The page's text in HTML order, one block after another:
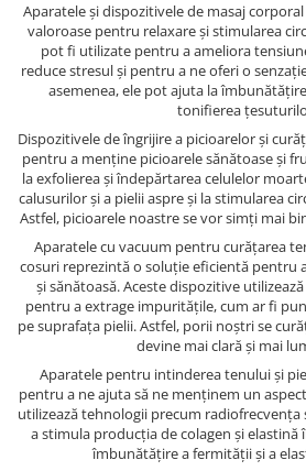
Aparatele și dispozitivele de masaj
valoroase pentru relaxare și stimularea
pot fi utilizate pentru a ameliora
reduce stresul și pentru a ne oferi o
asemenea, ele pot ajuta la
tonifierea
Dispozitivele de îngrijire a picioarelor și
pentru a menține picioarele sănătoase și
la exfolierea și îndepărtarea celulelor
calusurilor și a pielii aspre și la stimularea
Astfel, picioarele noastre se vor simți mai
Aparatele cu vacuum pentru curățarea
cosuri reprezintă o soluție eficientă pentru
și sănătoasă. Aceste dispozitive
pentru a extrage impuritățile, cum ar fi
pe suprafața pielii. Astfel, porii noștri se
devine mai clară și mai
Aparatele pentru intinderea tenului și
pentru a ne ajuta să ne menținem un
utilizează tehnologii precum
a stimula producția de colagen și elastină
îmbunătățire a fermității și a